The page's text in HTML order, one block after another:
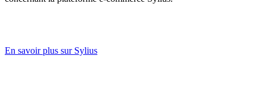
En savoir plus sur Sylius